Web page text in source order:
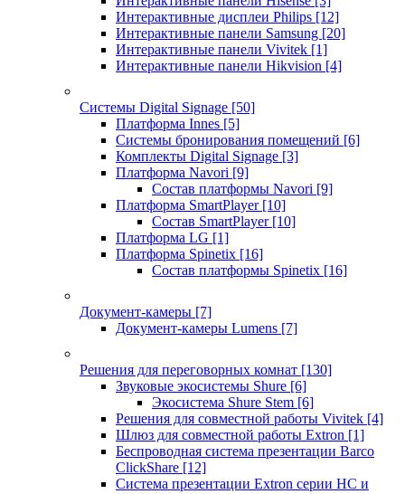
Интерактивные дисплеи Philips [12]
Интерактивные панели Samsung [20]
Интерактивные панели Vivitek [1]
Интерактивные панели Hikvision [4]
Системы Digital Signage [50]
Платформа Innes [5]
Системы бронирования помещений [6]
Комплекты Digital Signage [3]
Платформа Navori [9]
Состав платформы Navori [9]
Платформа SmartPlayer [10]
Состав SmartPlayer [10]
Платформа LG [1]
Платформа Spinetix [16]
Состав платформы Spinetix [16]
Документ-камеры [7]
Документ-камеры Lumens [7]
Решения для переговорных комнат [130]
Звуковые экосистемы Shure [6]
Экосистема Shure Stem [6]
Решения для совместной работы Vivitek [4]
Шлюз для совместной работы Extron [1]
Беспроводная система презентации Barco
ClickShare [12]
Система презентации Extron серии HC и